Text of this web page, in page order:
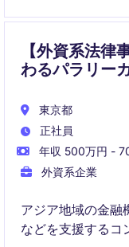
【外資系法律
わるパラリー
東京都
正社員
年収 500万円 -
外資系企業
アジア地域の金融
などを支援するコ